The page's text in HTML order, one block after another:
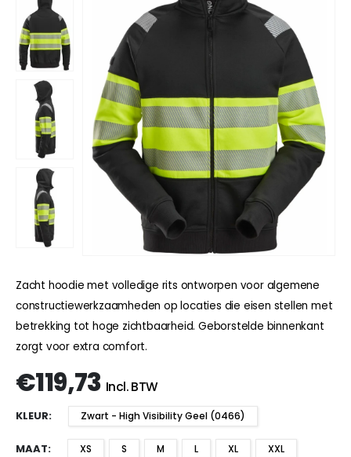
Zacht hoodie met volledige rits ontworpen voor algemene
constructiewerkzaamheden op locaties die eisen stellen met
betrekking tot hoge zichtbaarheid. Geborstelde binnenkant
zorgt voor extra comfort.
€119,73 Incl. BTW
KLEUR Zwart - High Visibility Geel (0466)
MAAT XS S M L XL
XXL